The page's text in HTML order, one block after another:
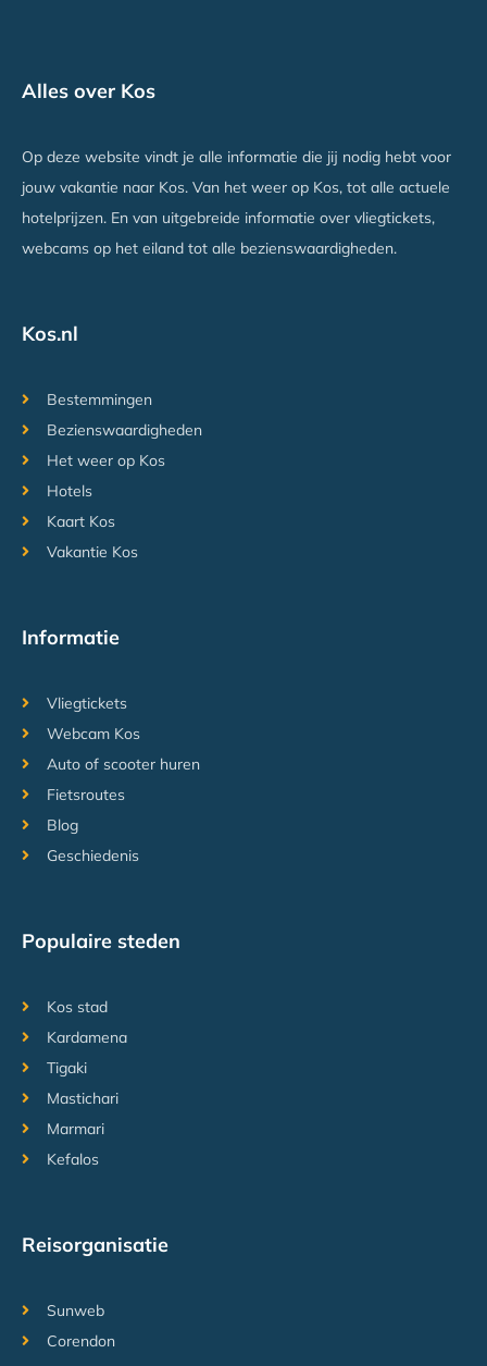
Alles over Kos
Op deze website vindt je alle informatie die jij nodig hebt voor
jouw vakantie naar Kos. Van het weer op Kos, tot alle actuele
hotelprijzen. En van uitgebreide informatie over vliegtickets,
webcams op het eiland tot alle bezienswaardigheden.
Kos.nl
Bestemmingen
Bezienswaardigheden
Het weer op Kos
Hotels
Kaart Kos
Vakantie Kos
Informatie
Vliegtickets
Webcam Kos
Auto of scooter huren
Fietsroutes
Blog
Geschiedenis
Populaire steden
Kos stad
Kardamena
Tigaki
Mastichari
Marmari
Kefalos
Reisorganisatie
Sunweb
Corendon